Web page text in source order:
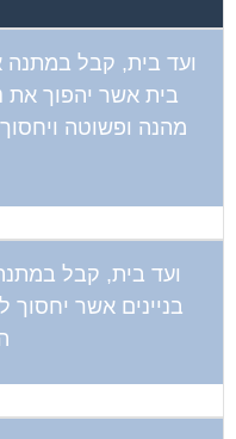
ועד בית, קבל במתנה
בית אשר יהפוך את
מהנה ופשוטה
ועד בית, קבל
בניינים אשר יחסוך